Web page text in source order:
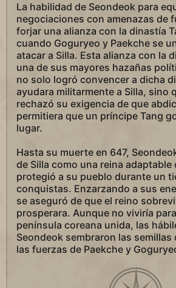
La habilidad de Seondeok para
negociaciones con amenazas de
forjar una alianza con la dinastía
cuando Goguryeo y Paekche se
atacar a Silla. Esta alianza con la
una de sus mayores hazañas
no solo logró convencer a dicha
ayudara militarmente a Silla, sino
rechazó su exigencia de que
permitiera que un príncipe Tang
lugar.
Hasta su muerte en 647,
de Silla como una reina
protegió a su pueblo durante un
conquistas. Enzarzando a sus
se aseguró de que el reino
prosperara. Aunque no viviría
península coreana unida, las
Seondeok sembraron las semillas
las fuerzas de Paekche y